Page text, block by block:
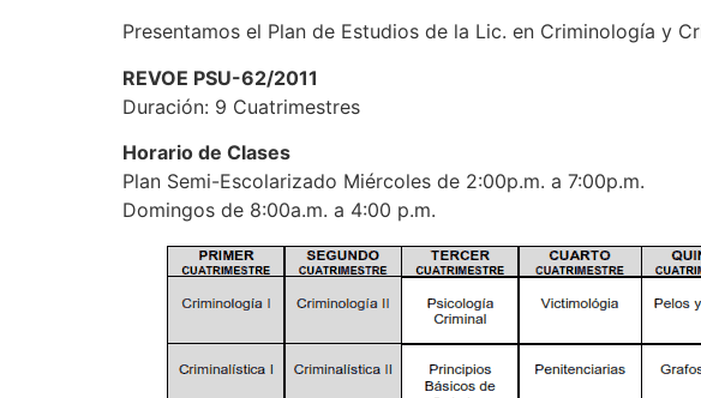
Presentamos el Plan de Estudios de la Lic. en Criminología y
REVOE PSU-62/2011
Duración: 9 Cuatrimestres
Horario de Clases
Plan Semi-Escolarizado Miércoles de 2:00p.m. a 7:00p.m.
Domingos de 8:00a.m. a 4:00 p.m.